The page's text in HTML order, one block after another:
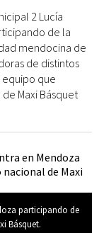
2 Lucía
de la
mendocina de
de distintos
equipo que
Maxi Básquet
participando de
Básquet.